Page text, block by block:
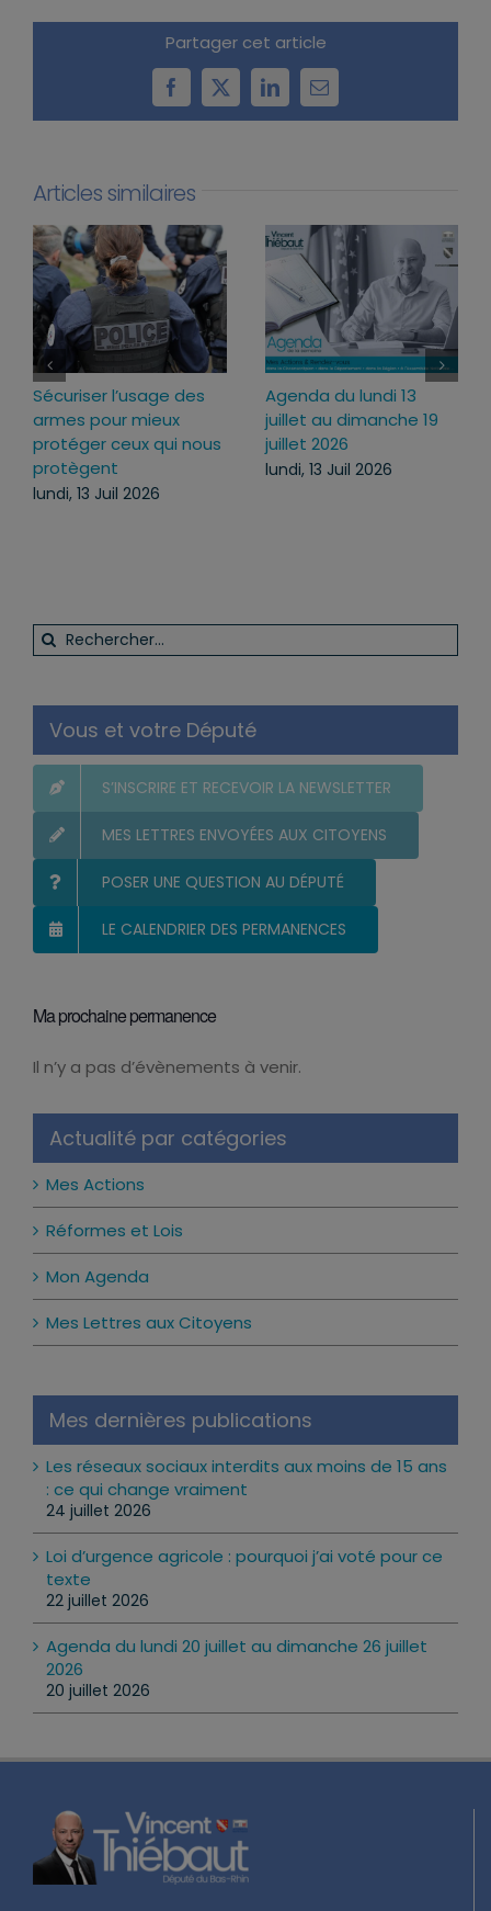
Partager cet article
Facebook
X LinkedInEmail
Articles similaires
Loi d’urgence agricole :
pourquoi j’ai voté pour
ce texte
mercredi, 22 Juil 2026
Projet de loi RIPOST :
des réponses fermes
face aux atteintes à
l’ordre public du
Rechercher:
Vous et votre Député
MES LETTRES ENVOYÉES AUX CITOYENS
LE CALENDRIER DES PERMANENCES
Actualité par catégories
Mes Actions
Réformes et Lois
Mon Agenda
Mes Lettres aux Citoyens
Mes dernières publications
Les réseaux sociaux interdits aux moins de 15 ans
: ce qui change vraiment
24 juillet 2026
Loi d’urgence agricole : pourquoi j’ai voté pour ce
texte
22 juillet 2026
Agenda du lundi 20 juillet au dimanche 26 juillet
2026
20 juillet 2026